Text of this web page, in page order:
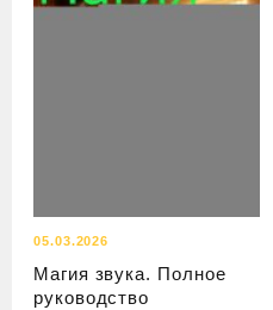
05.03.2026
Магия звука. Полное
руководство